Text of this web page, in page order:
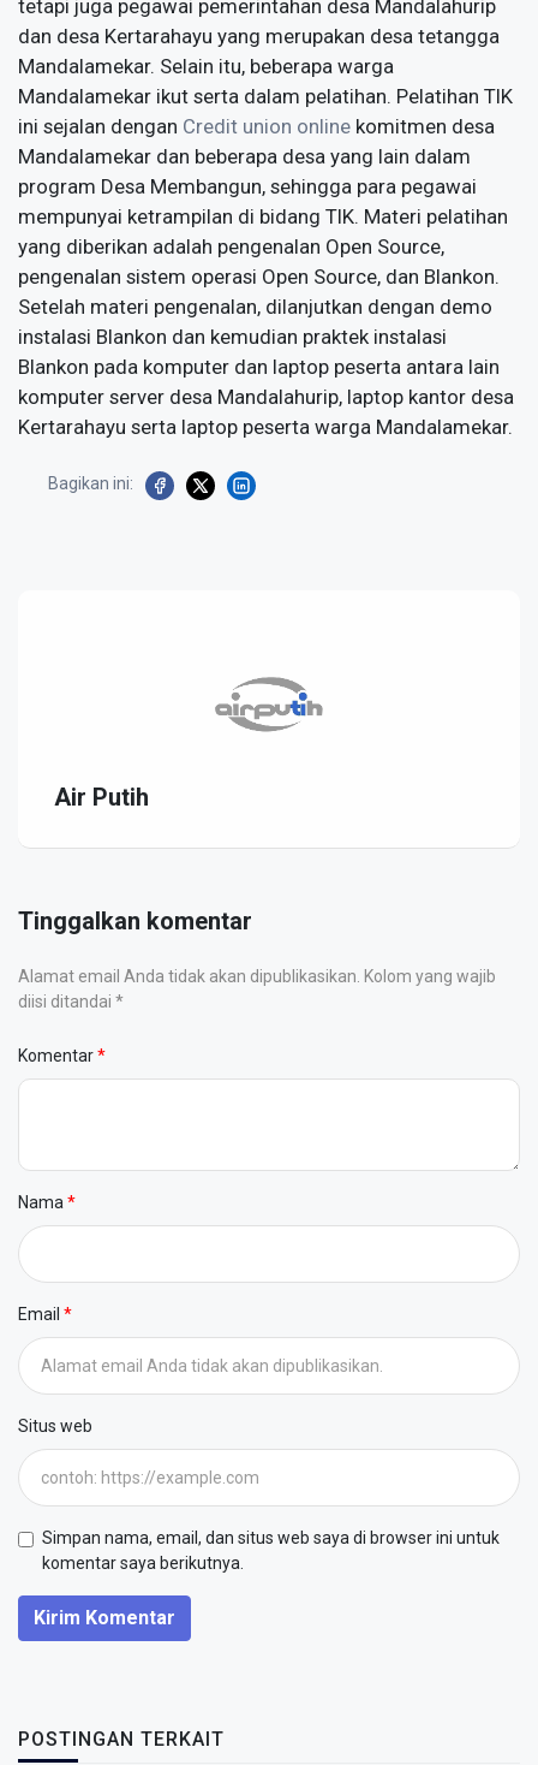
tetapi juga pegawai pemerintahan desa Mandalahurip
dan desa Kertarahayu yang merupakan desa tetangga
Mandalamekar. Selain itu, beberapa warga
Mandalamekar ikut serta dalam pelatihan. Pelatihan TIK
ini sejalan dengan Credit union online komitmen desa
Mandalamekar dan beberapa desa yang lain dalam
program Desa Membangun, sehingga para pegawai
mempunyai ketrampilan di bidang TIK. Materi pelatihan
yang diberikan adalah pengenalan Open Source,
pengenalan sistem operasi Open Source, dan Blankon.
Setelah materi pengenalan, dilanjutkan dengan demo
instalasi Blankon dan kemudian praktek instalasi
Blankon pada komputer dan laptop peserta antara lain
komputer server desa Mandalahurip, laptop kantor desa
Kertarahayu serta laptop peserta warga Mandalamekar.
Bagikan ini:
Air Putih
Tinggalkan komentar
Alamat email Anda tidak akan dipublikasikan. Kolom yang wajib
diisi ditandai *
Komentar
Nama
Email
Situs web
Simpan nama, email, dan situs web saya di browser ini untuk
komentar saya berikutnya.
Kirim Komentar
POSTINGAN TERKAIT